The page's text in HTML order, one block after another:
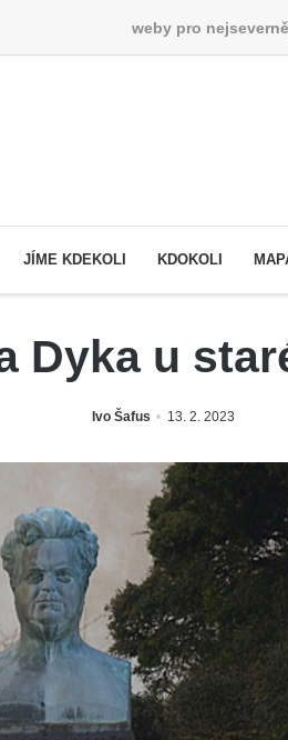
weby pro
JÍME KDEKOLI KDOKOLI
Dyka u
Ivo Šafus 13. 2. 2023